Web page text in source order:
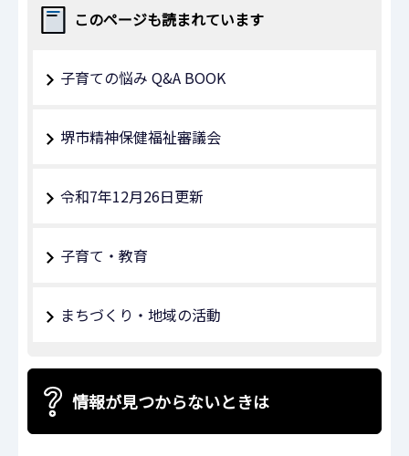
このページも読まれています
子育ての悩み Q&A BOOK
堺市精神保健福祉審議会
令和7年12月26日更新
子育て・教育
まちづくり・地域の活動
情報が見つからないときは